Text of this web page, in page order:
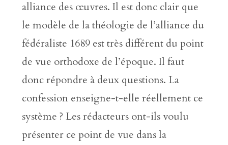
alliance des œuvres. Il est donc clair que
le modèle de la théologie de l’alliance du
fédéraliste 1689 est très différent du point
de vue orthodoxe de l’époque. Il faut
donc répondre à deux questions. La
confession enseigne-t-elle réellement ce
système ? Les rédacteurs ont-ils voulu
présenter ce point de vue dans la